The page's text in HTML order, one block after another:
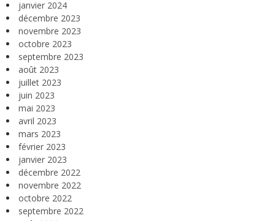
janvier 2024
décembre 2023
novembre 2023
octobre 2023
septembre 2023
août 2023
juillet 2023
juin 2023
mai 2023
avril 2023
mars 2023
février 2023
janvier 2023
décembre 2022
novembre 2022
octobre 2022
septembre 2022